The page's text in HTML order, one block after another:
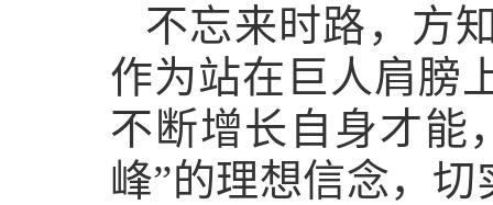
不忘来时路，方
作为站在巨人肩膀
不断增长自身才能
峰”的理想信念，